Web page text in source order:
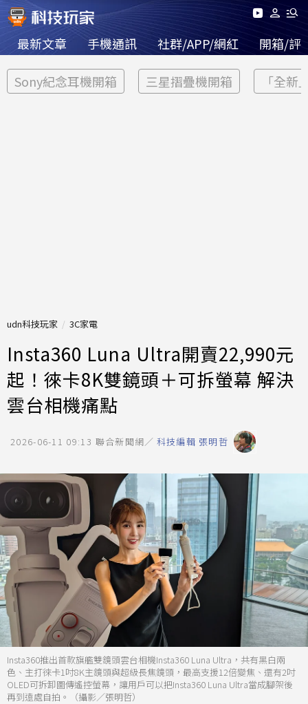
最新文章 手機通訊 社群/APP/網紅 開箱/評
Sony紀念耳機開箱 三星摺疊機開箱 「全新
udn科技玩家 3C家電
Insta360 Luna Ultra開賣22,990元
起！徠卡8K雙鏡頭＋可拆螢幕 解決
雲台相機痛點
2026-06-11 09:13 聯合新聞網／ 科技編輯 張明哲
Insta360推出首款旗艦雙鏡頭雲台相機Insta360 Luna Ultra，共有黑白兩
色、主打徠卡1吋8K主鏡頭與超級長焦鏡頭，最高支援12倍變焦、還有2吋
OLED可拆卸圖傳遙控螢幕，讓用戶可以把Insta360 Luna Ultra當成腳架後
再到遠處自拍。（攝影／張明哲）